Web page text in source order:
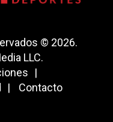
© 2026.
LLC.
Contacto